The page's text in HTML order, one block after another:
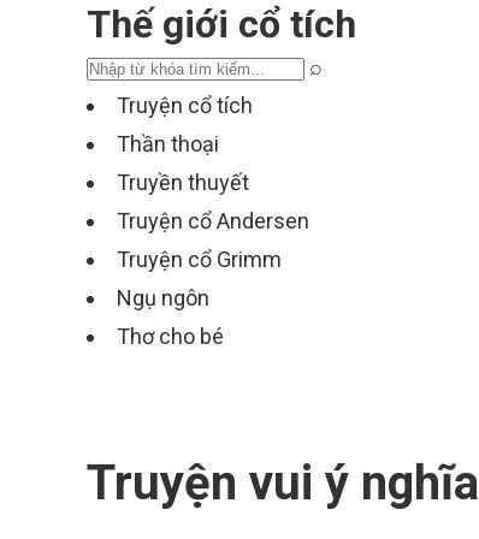
Thế giới cổ tích
⌕
Truyện cổ tích
Thần thoại
Truyền thuyết
Truyện cổ Andersen
Truyện cổ Grimm
Ngụ ngôn
Thơ cho bé
Truyện vui ý nghĩa